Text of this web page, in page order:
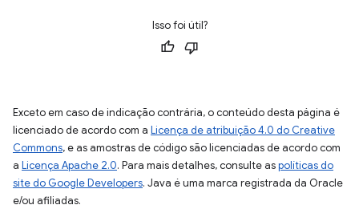
Isso foi útil?
Exceto em caso de indicação contrária, o conteúdo desta página é
licenciado de acordo com a Licença de atribuição 4.0 do Creative
Commons, e as amostras de código são licenciadas de acordo com
a Licença Apache 2.0. Para mais detalhes, consulte aspolíticas do
site do Google Developers. Java é uma marca registrada da Oracle
e/ou afiliadas.